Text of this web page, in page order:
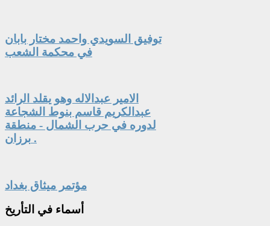
توفيق السويدي واحمد مختار بابان
في محكمة الشعب
الامير عبدالاله وهو يقلد الرائد
عبدالكريم قاسم بنوط الشجاعة
لدوره في حرب الشمال - منطقة
برزان .
مؤتمر ميثاق بغداد
أسماء في التأريخ